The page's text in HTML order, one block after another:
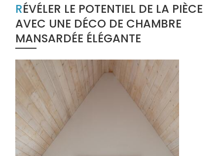
RÉVÉLER LE POTENTIEL DE LA PIÈCE
AVEC UNE DÉCO DE CHAMBRE
MANSARDÉE ÉLÉGANTE